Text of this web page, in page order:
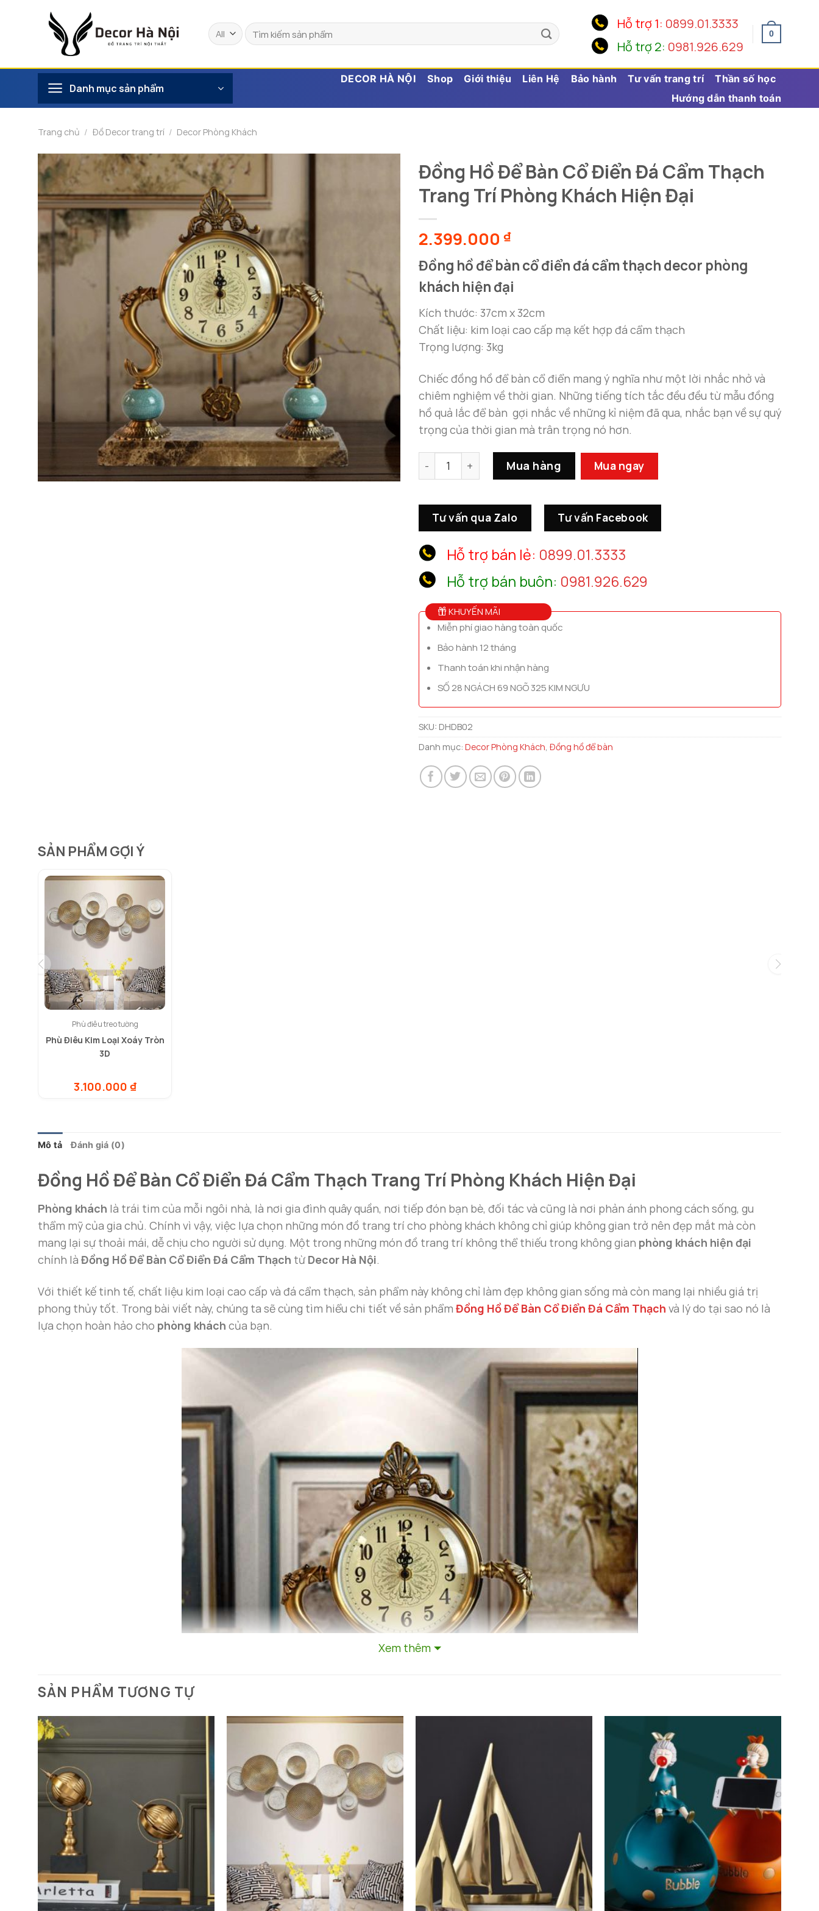
Tìm
kiếm:
Hỗ trợ 1: 0899.01.3333
Hỗ trợ 2: 0981.926.629
0
Danh mục sản phẩm
DECOR HÀ NỘI Shop Giới thiệu Liên Hệ Bảo hành Tư vấn trang trí
Thần số học
Hướng dẫn thanh toán
Trang chủ / Đồ Decor trang trí / Decor Phòng Khách
Đồng Hồ Để Bàn Cổ Điển Đá Cẩm Thạch
Trang Trí Phòng Khách Hiện Đại
2.399.000 ₫
Đồng hồ để bàn cổ điển đá cẩm thạch decor phòng
khách hiện đại
Kích thước: 37cm x 32cm
Chất liệu: kim loại cao cấp mạ kết hợp đá cẩm thạch
Trọng lượng: 3kg
Chiếc đồng hồ để bàn cổ điển mang ý nghĩa như một lời nhắc nhở và
chiêm nghiệm về thời gian. Những tiếng tích tắc đều đều từ mẫu đồng
hồ quả lắc để bàn gợi nhắc về những kỉ niệm đã qua, nhắc bạn về sự quý
trọng của thời gian mà trân trọng nó hơn.
Đồng Hồ Để Bàn Cổ Điển Đá Cẩm Thạch Trang Trí Phòng Khách Hiện Đại số lượng
Mua hàng Mua ngay
Tư vấn qua Zalo Tư vấn Facebook
Hỗ trợ bán lẻ: 0899.01.3333
Hỗ trợ bán buôn: 0981.926.629
KHUYẾN MÃI
Miễn phí giao hàng toàn quốc
Bảo hành 12 tháng
Thanh toán khi nhận hàng
SỐ 28 NGÁCH 69 NGÕ 325 KIM NGƯU
SKU: DHDB02
Danh mục: Decor Phòng Khách, Đồng hồ để bàn
SẢN PHẨM GỢI Ý
Phù điêu treo tường
Phù Điêu Kim Loại Xoáy Tròn
3D
3.100.000 ₫
Mô tả Đánh giá (0)
Đồng Hồ Để Bàn Cổ Điển Đá Cẩm Thạch Trang Trí Phòng Khách Hiện Đại
Phòng khách là trái tim của mỗi ngôi nhà, là nơi gia đình quây quần, nơi tiếp đón bạn bè, đối tác và cũng là nơi phản ánh phong cách sống, gu
thẩm mỹ của gia chủ. Chính vì vậy, việc lựa chọn những món đồ trang trí cho phòng khách không chỉ giúp không gian trở nên đẹp mắt mà còn
mang lại sự thoải mái, dễ chịu cho người sử dụng. Một trong những món đồ trang trí không thể thiếu trong không gian phòng khách hiện đại
chính là Đồng Hồ Để Bàn Cổ Điển Đá Cẩm Thạch từ Decor Hà Nội.
Với thiết kế tinh tế, chất liệu kim loại cao cấp và đá cẩm thạch, sản phẩm này không chỉ làm đẹp không gian sống mà còn mang lại nhiều giá trị
phong thủy tốt. Trong bài viết này, chúng ta sẽ cùng tìm hiểu chi tiết về sản phẩm Đồng Hồ Để Bàn Cổ Điển Đá Cẩm Thạch và lý do tại sao nó là
lựa chọn hoàn hảo cho phòng khách của bạn.
Đồng hồ để bàn cổ điển đá cẩm thạch decor phòng khách hiện đại
Đặc Điểm Nổi Bật Của Đồng Hồ Để Bàn Cổ Điển Đá Cẩm Thạch
Thiết Kế Sang Trọng và Tinh Tế
Xem thêm
SẢN PHẨM TƯƠNG TỰ